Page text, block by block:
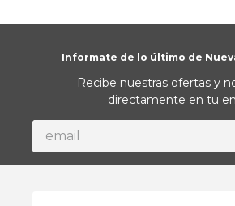
Informate de lo último de
Recibe nuestras ofertas y
directamente en tu